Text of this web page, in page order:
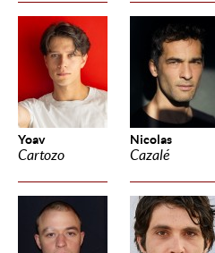
Yoav
Cartozo
Nicolas
Cazalé